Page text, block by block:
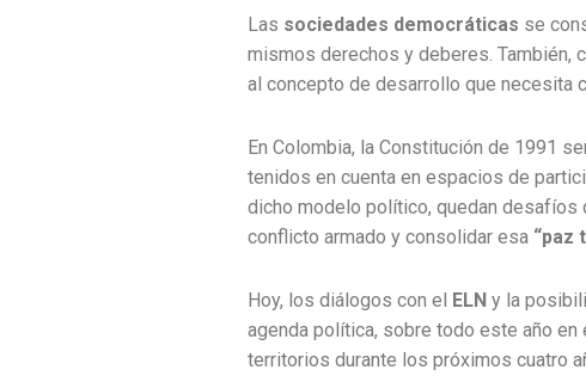
Las sociedades democráticas se
mismos derechos y deberes. También,
al concepto de desarrollo que necesita
En Colombia, la Constitución de 1991
tenidos en cuenta en espacios de
dicho modelo político, quedan desafíos
conflicto armado y consolidar esa “paz
Hoy, los diálogos con el ELN y la
agenda política, sobre todo este año
territorios durante los próximos cuatro